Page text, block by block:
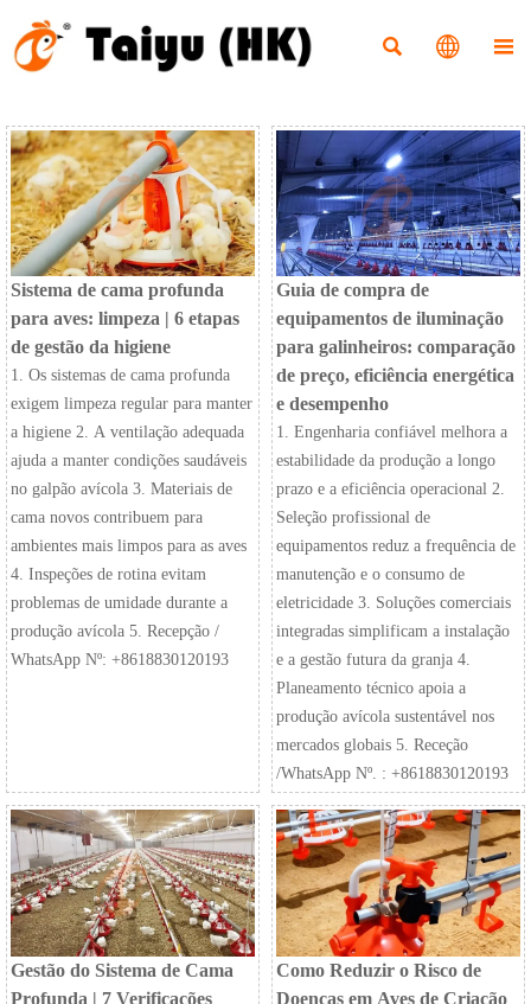
  
Sistema de cama profunda
para aves: limpeza | 6 etapas
de gestão da higiene
1. Os sistemas de cama profunda
exigem limpeza regular para manter
a higiene 2. A ventilação adequada
ajuda a manter condições saudáveis
no galpão avícola 3. Materiais de
cama novos contribuem para
ambientes mais limpos para as aves
4. Inspeções de rotina evitam
problemas de umidade durante a
produção avícola 5. Recepção /
WhatsApp Nº: +8618830120193
Guia de compra de
equipamentos de iluminação
para galinheiros: comparação
de preço, eficiência energética
e desempenho
1. Engenharia confiável melhora a
estabilidade da produção a longo
prazo e a eficiência operacional 2.
Seleção profissional de
equipamentos reduz a frequência de
manutenção e o consumo de
eletricidade 3. Soluções comerciais
integradas simplificam a instalação
e a gestão futura da granja 4.
Planeamento técnico apoia a
produção avícola sustentável nos
mercados globais 5. Receção
/WhatsApp Nº. : +8618830120193
Gestão do Sistema de Cama
Profunda | 7 Verificações
Como Reduzir o Risco de
Doenças em Aves de Criação